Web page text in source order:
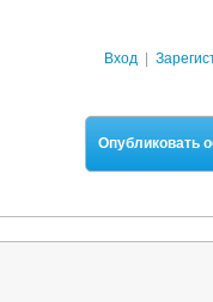
Вход
Опубликовать